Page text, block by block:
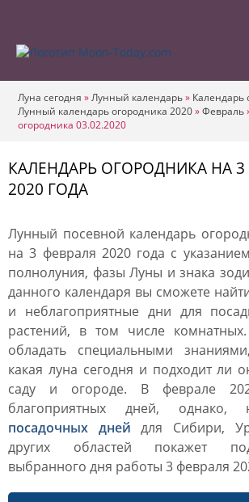
Луна сегодня »Лунный календарь» Календарь
Лунный календарь огородника 2020»Февраль
огородника 03.02.2020
КАЛЕНДАРЬ ОГОРОДНИКА НА 3
2020 ГОДА
Лунный посевной календарь
на 3 февраля 2020 года с
полнолуния, фазы Луны и знака
данного календаря вы сможете
и неблагоприятные дни для
растений, в том числе
обладать специальными
какая луна сегодня и подходит ли
саду и огороде. В феврале
благоприятных дней,
посадочных дней для Сибири,
других областей покажет
выбранного дня работы 3 февраля